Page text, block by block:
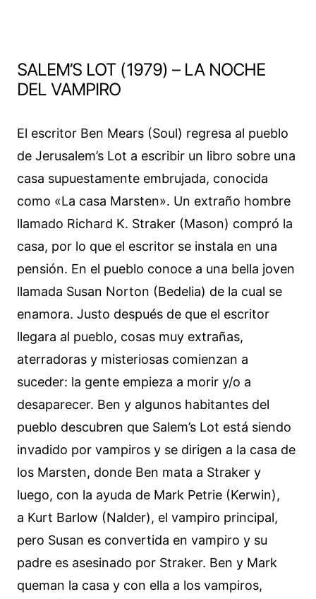
SALEM’S LOT (1979) – LA NOCHE
DEL VAMPIRO
El escritor Ben Mears (Soul) regresa al pueblo
de Jerusalem’s Lot a escribir un libro sobre una
casa supuestamente embrujada, conocida
como «La casa Marsten». Un extraño hombre
llamado Richard K. Straker (Mason) compró la
casa, por lo que el escritor se instala en una
pensión. En el pueblo conoce a una bella joven
llamada Susan Norton (Bedelia) de la cual se
enamora. Justo después de que el escritor
llegara al pueblo, cosas muy extrañas,
aterradoras y misteriosas comienzan a
suceder: la gente empieza a morir y/o a
desaparecer. Ben y algunos habitantes del
pueblo descubren que Salem’s Lot está siendo
invadido por vampiros y se dirigen a la casa de
los Marsten, donde Ben mata a Straker y
luego, con la ayuda de Mark Petrie (Kerwin),
a Kurt Barlow (Nalder), el vampiro principal,
pero Susan es convertida en vampiro y su
padre es asesinado por Straker. Ben y Mark
queman la casa y con ella a los vampiros,